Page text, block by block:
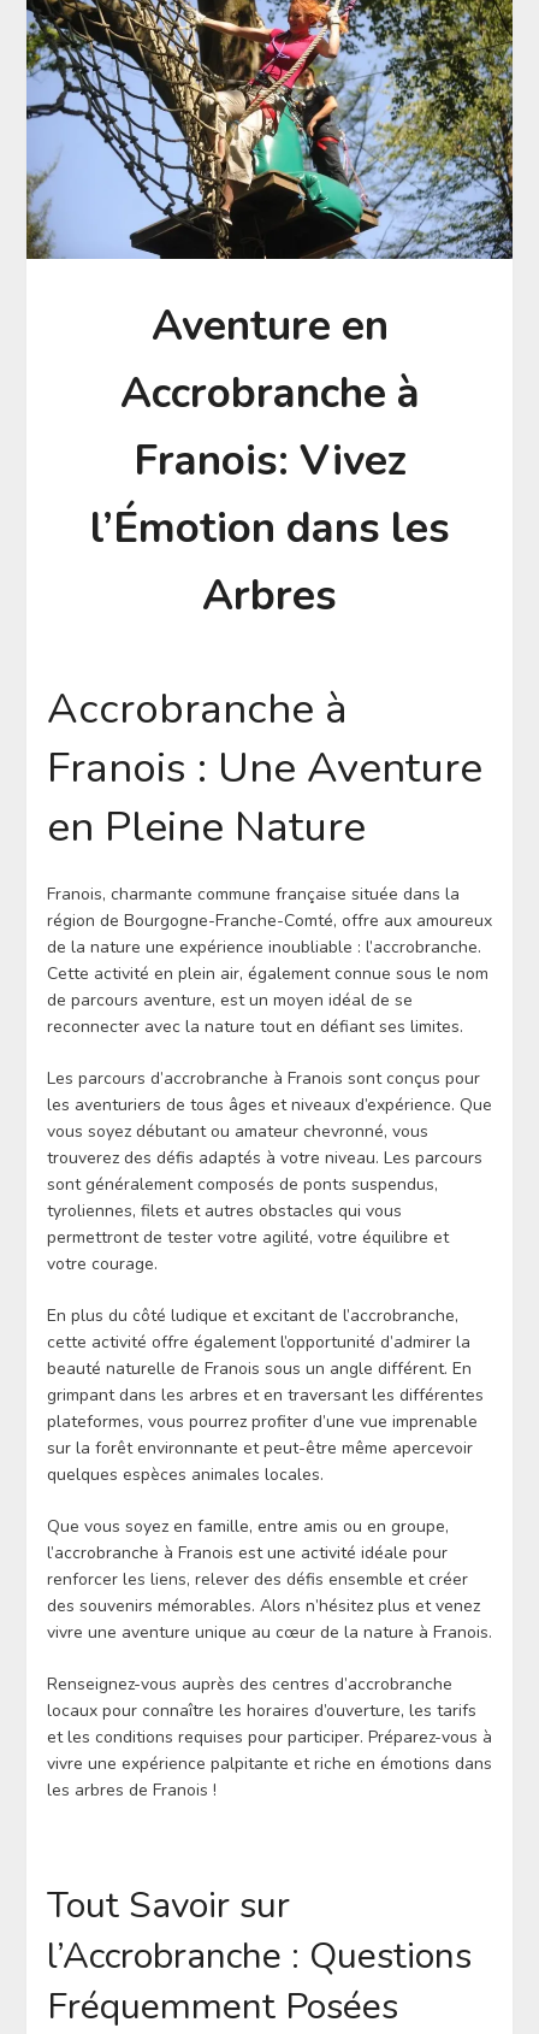
Aventure en
Accrobranche à
Franois: Vivez
l’Émotion dans les
Arbres
Accrobranche à
Franois : Une Aventure
en Pleine Nature
Franois, charmante commune française située dans la
région de Bourgogne-Franche-Comté, offre aux amoureux
de la nature une expérience inoubliable : l’accrobranche.
Cette activité en plein air, également connue sous le nom
de parcours aventure, est un moyen idéal de se
reconnecter avec la nature tout en défiant ses limites.
Les parcours d’accrobranche à Franois sont conçus pour
les aventuriers de tous âges et niveaux d’expérience. Que
vous soyez débutant ou amateur chevronné, vous
trouverez des défis adaptés à votre niveau. Les parcours
sont généralement composés de ponts suspendus,
tyroliennes, filets et autres obstacles qui vous
permettront de tester votre agilité, votre équilibre et
votre courage.
En plus du côté ludique et excitant de l’accrobranche,
cette activité offre également l’opportunité d’admirer la
beauté naturelle de Franois sous un angle différent. En
grimpant dans les arbres et en traversant les différentes
plateformes, vous pourrez profiter d’une vue imprenable
sur la forêt environnante et peut-être même apercevoir
quelques espèces animales locales.
Que vous soyez en famille, entre amis ou en groupe,
l’accrobranche à Franois est une activité idéale pour
renforcer les liens, relever des défis ensemble et créer
des souvenirs mémorables. Alors n’hésitez plus et venez
vivre une aventure unique au cœur de la nature à Franois.
Renseignez-vous auprès des centres d’accrobranche
locaux pour connaître les horaires d’ouverture, les tarifs
et les conditions requises pour participer. Préparez-vous à
vivre une expérience palpitante et riche en émotions dans
les arbres de Franois !
Tout Savoir sur
l’Accrobranche : Questions
Fréquemment Posées